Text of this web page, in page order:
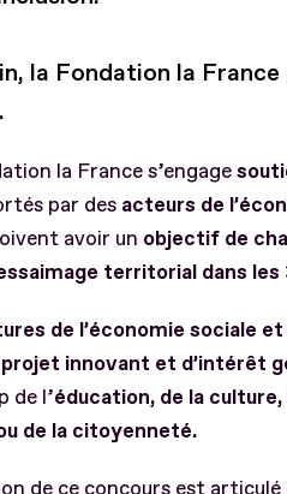
la Fondation la France
la France s’engage
par des acteurs de
avoir un objectif de
territorial dans les
de l’économie sociale et
projet innovant et d’intérêt
de l’éducation, de la
de la citoyenneté.
de ce concours est articulé